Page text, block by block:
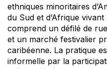
ethniques minoritaires
du Sud et d’Afrique
comprend un défilé de
et un marché festivalier
caribéenne. La pratique
informelle par la